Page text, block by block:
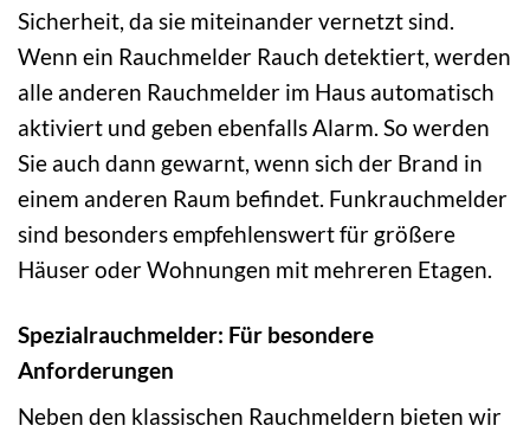
Sicherheit, da sie miteinander vernetzt sind.
Wenn ein Rauchmelder Rauch detektiert, werden
alle anderen Rauchmelder im Haus automatisch
aktiviert und geben ebenfalls Alarm. So werden
Sie auch dann gewarnt, wenn sich der Brand in
einem anderen Raum befindet. Funkrauchmelder
sind besonders empfehlenswert für größere
Häuser oder Wohnungen mit mehreren Etagen.
Spezialrauchmelder: Für besondere
Anforderungen
Neben den klassischen Rauchmeldern bieten wir